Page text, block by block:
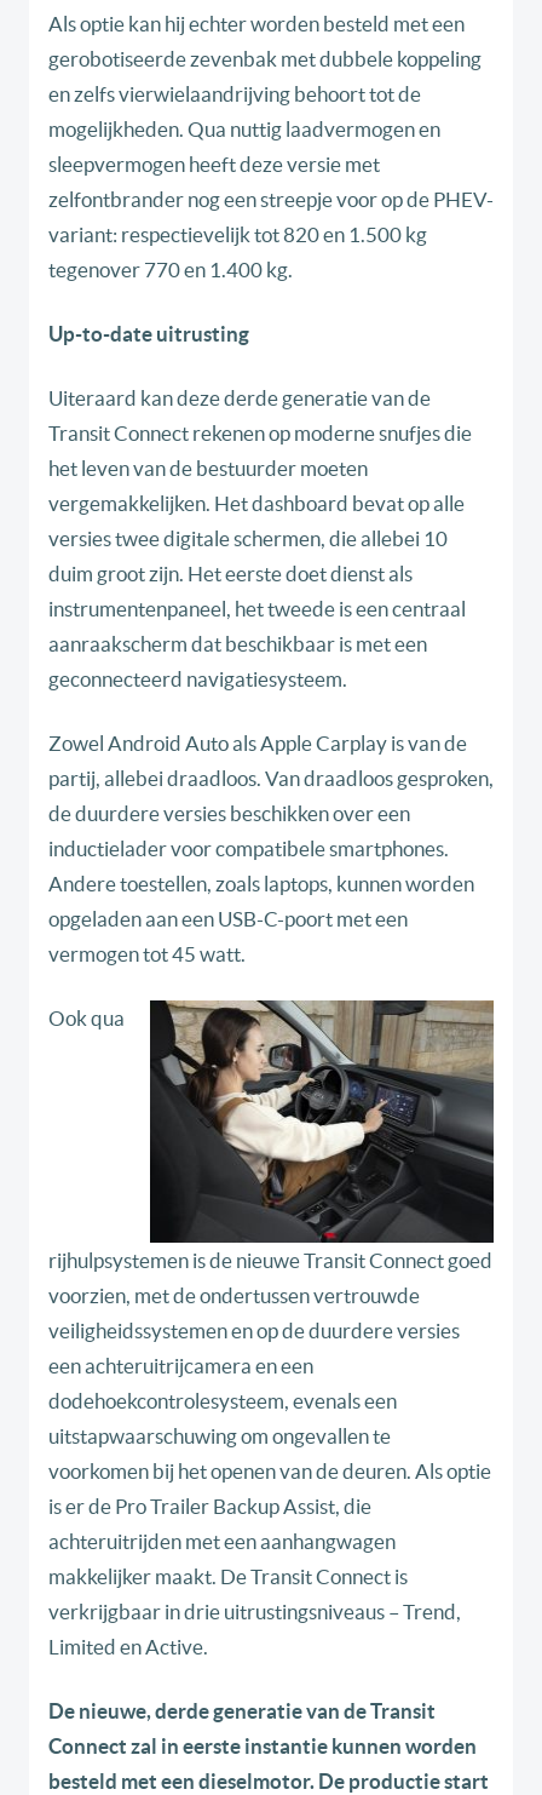
Als optie kan hij echter worden besteld met een
gerobotiseerde zevenbak met dubbele koppeling
en zelfs vierwielaandrijving behoort tot de
mogelijkheden. Qua nuttig laadvermogen en
sleepvermogen heeft deze versie met
zelfontbrander nog een streepje voor op de PHEV-
variant: respectievelijk tot 820 en 1.500 kg
tegenover 770 en 1.400 kg.
Up-to-date uitrusting
Uiteraard kan deze derde generatie van de
Transit Connect rekenen op moderne snufjes die
het leven van de bestuurder moeten
vergemakkelijken. Het dashboard bevat op alle
versies twee digitale schermen, die allebei 10
duim groot zijn. Het eerste doet dienst als
instrumentenpaneel, het tweede is een centraal
aanraakscherm dat beschikbaar is met een
geconnecteerd navigatiesysteem.
Zowel Android Auto als Apple Carplay is van de
partij, allebei draadloos. Van draadloos gesproken,
de duurdere versies beschikken over een
inductielader voor compatibele smartphones.
Andere toestellen, zoals laptops, kunnen worden
opgeladen aan een USB-C-poort met een
vermogen tot 45 watt.
Ook qua
rijhulpsystemen is de nieuwe Transit Connect goed
voorzien, met de ondertussen vertrouwde
veiligheidssystemen en op de duurdere versies
een achteruitrijcamera en een
dodehoekcontrolesysteem, evenals een
uitstapwaarschuwing om ongevallen te
voorkomen bij het openen van de deuren. Als optie
is er de Pro Trailer Backup Assist, die
achteruitrijden met een aanhangwagen
makkelijker maakt. De Transit Connect is
verkrijgbaar in drie uitrustingsniveaus – Trend,
Limited en Active.
De nieuwe, derde generatie van de Transit
Connect zal in eerste instantie kunnen worden
besteld met een dieselmotor. De productie start